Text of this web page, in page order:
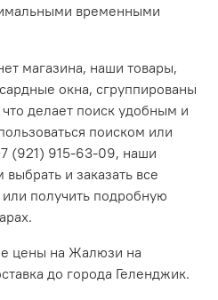
временными
магазина, наши товары,
окна, сгруппированы
делает поиск удобным и
поиском или
(921) 915-63-09, наши
и заказать все
получить подробную
цены на Жалюзи на
до города Геленджик.